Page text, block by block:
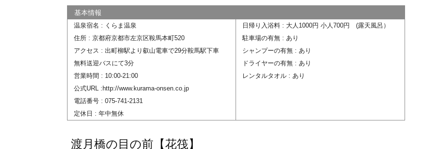
温泉宿名 : くらま温泉
住所 : 京都府京都市左京区鞍馬本町520
アクセス : 出町柳駅より叡山電車で29分鞍馬駅下車
無料送迎バスにて3分
営業時間 : 10:00-21:00
公式URL :http://www.kurama-onsen.co.jp
電話番号 : 075-741-2131
定休日 : 年中無休
日帰り入浴料 : 大人1000円 小人700円 (露天風呂）
駐車場の有無 : あり
シャンプーの有無 : あり
ドライヤーの有無 : あり
レンタルタオル : あり
渡月橋の目の前【花筏】